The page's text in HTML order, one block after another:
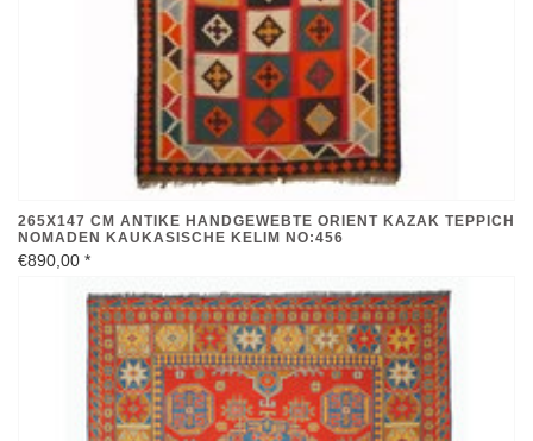
265X147 CM ANTIKE HANDGEWEBTE ORIENT KAZAK TEPPICH
NOMADEN KAUKASISCHE KELIM NO:456
€890,00 *